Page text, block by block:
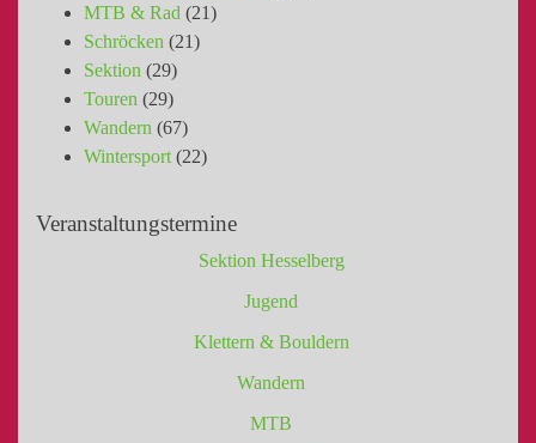
MTB & Rad (21)
Schröcken (21)
Sektion (29)
Touren (29)
Wandern (67)
Wintersport (22)
Veranstaltungstermine
Sektion Hesselberg
Jugend
Klettern & Bouldern
Wandern
MTB